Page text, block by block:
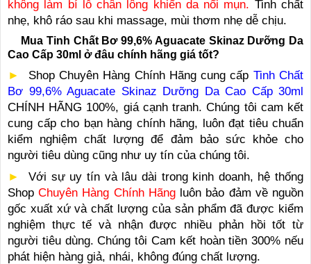
không làm bí lỗ chân lông khiến da nổi mụn. Tinh chất
nhẹ, khô ráo sau khi massage, mùi thơm nhẹ dễ chịu.
Mua Tinh Chất Bơ 99,6% Aguacate Skinaz Dưỡng Da
Cao Cấp 30ml ở đâu chính hãng giá tốt?
► Shop Chuyên Hàng Chính Hãng cung cấp Tinh Chất
Bơ 99,6% Aguacate Skinaz Dưỡng Da Cao Cấp 30ml
CHÍNH HÃNG 100%, giá cạnh tranh. Chúng tôi cam kết
cung cấp cho bạn hàng chính hãng, luôn đạt tiêu chuẩn
kiểm nghiệm chất lượng để đảm bảo sức khỏe cho
người tiêu dùng cũng như uy tín của chúng tôi.
►
Với sự uy tín và lâu dài trong kinh doanh, hệ thống
ShopChuyên Hàng Chính Hãngluôn bảo đảm về nguồn
gốc xuất xứ và chất lượng của sản phẩm đã được kiểm
nghiệm thực tế và nhận được nhiều phản hồi tốt từ
người tiêu dùng. Chúng tôi Cam kết hoàn tiền 300% nếu
phát hiện hàng giả, nhái, không đúng chất lượng.